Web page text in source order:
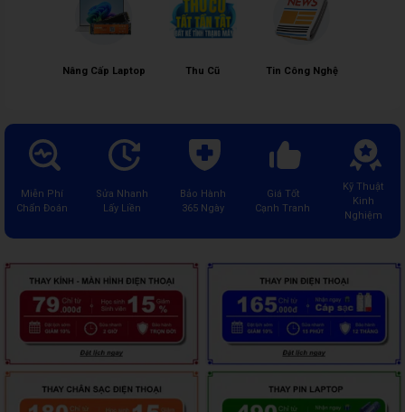
Nâng Cấp Laptop Thu Cũ Tin Công Nghệ
Miễn Phí
Chẩn Đoán
Sửa Nhanh
Lấy Liền
Bảo Hành
365 Ngày
Giá Tốt
Cạnh Tranh
Kỹ Thuật
Kinh
Nghiệm